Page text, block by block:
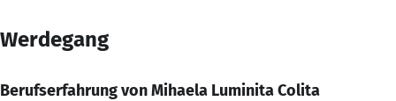
Werdegang
Berufserfahrung von Mihaela Luminita Colita